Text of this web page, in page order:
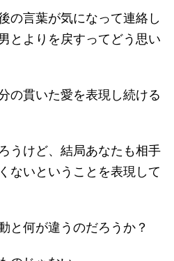
の言葉が気になって連絡し
とよりを戻すってどう思い
の貫いた愛を表現し続ける
うけど、結局あなたも相手
ないということを表現して
と何が違うのだろうか？